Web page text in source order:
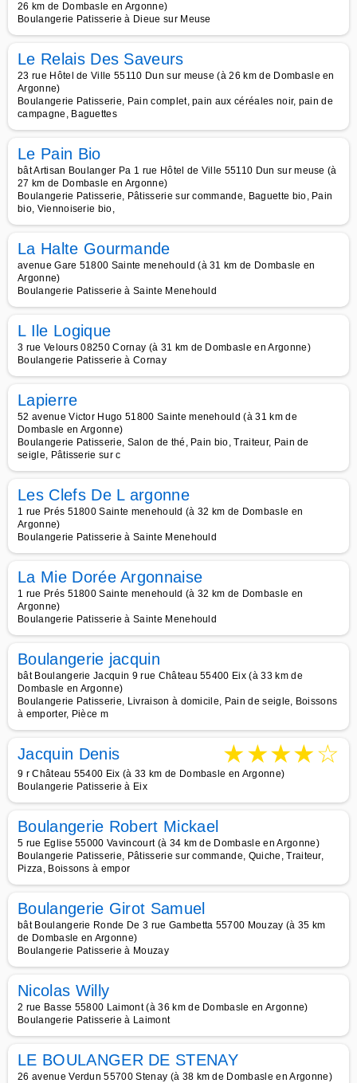
26 km de Dombasle en Argonne)
Boulangerie Patisserie à Dieue sur Meuse
Le Relais Des Saveurs
23 rue Hôtel de Ville 55110 Dun sur meuse (à 26 km de Dombasle en
Argonne)
Boulangerie Patisserie, Pain complet, pain aux céréales noir, pain de
campagne, Baguettes
Le Pain Bio
bât Artisan Boulanger Pa 1 rue Hôtel de Ville 55110 Dun sur meuse (à
27 km de Dombasle en Argonne)
Boulangerie Patisserie, Pâtisserie sur commande, Baguette bio, Pain
bio, Viennoiserie bio,
La Halte Gourmande
avenue Gare 51800 Sainte menehould (à 31 km de Dombasle en
Argonne)
Boulangerie Patisserie à Sainte Menehould
L Ile Logique
3 rue Velours 08250 Cornay (à 31 km de Dombasle en Argonne)
Boulangerie Patisserie à Cornay
Lapierre
52 avenue Victor Hugo 51800 Sainte menehould (à 31 km de
Dombasle en Argonne)
Boulangerie Patisserie, Salon de thé, Pain bio, Traiteur, Pain de
seigle, Pâtisserie sur c
Les Clefs De L argonne
1 rue Prés 51800 Sainte menehould (à 32 km de Dombasle en
Argonne)
Boulangerie Patisserie à Sainte Menehould
La Mie Dorée Argonnaise
1 rue Prés 51800 Sainte menehould (à 32 km de Dombasle en
Argonne)
Boulangerie Patisserie à Sainte Menehould
Boulangerie jacquin
bât Boulangerie Jacquin 9 rue Château 55400 Eix (à 33 km de
Dombasle en Argonne)
Boulangerie Patisserie, Livraison à domicile, Pain de seigle, Boissons
à emporter, Pièce m
Jacquin Denis ★★★★☆
9 r Château 55400 Eix (à 33 km de Dombasle en Argonne)
Boulangerie Patisserie à Eix
Boulangerie Robert Mickael
5 rue Eglise 55000 Vavincourt (à 34 km de Dombasle en Argonne)
Boulangerie Patisserie, Pâtisserie sur commande, Quiche, Traiteur,
Pizza, Boissons à empor
Boulangerie Girot Samuel
bât Boulangerie Ronde De 3 rue Gambetta 55700 Mouzay (à 35 km
de Dombasle en Argonne)
Boulangerie Patisserie à Mouzay
Nicolas Willy
2 rue Basse 55800 Laimont (à 36 km de Dombasle en Argonne)
Boulangerie Patisserie à Laimont
LE BOULANGER DE STENAY
26 avenue Verdun 55700 Stenay (à 38 km de Dombasle en Argonne)